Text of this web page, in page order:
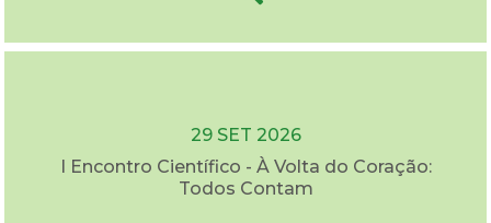
29 SET 2026
I Encontro Científico - À Volta do Coração:
Todos Contam